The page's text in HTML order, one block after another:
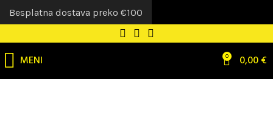
MENI 0 0,00€
Besplatna dostava preko €100